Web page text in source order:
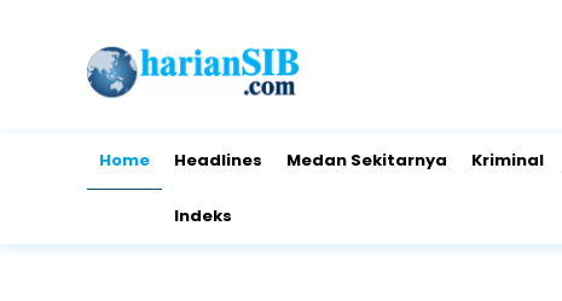
Home Headlines Medan Sekitarnya Kriminal
Indeks